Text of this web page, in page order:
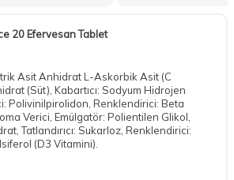
20 Efervesan Tablet
Asit Anhidrat L-Askorbik Asit (C
(Süt), Kabartıcı: Sodyum Hidrojen
Polivinilpirolidon, Renklendirici: Beta
Verici, Emülgatör: Polientilen Glikol,
Tatlandırıcı: Sukarloz, Renklendirici:
(D3 Vitamini).